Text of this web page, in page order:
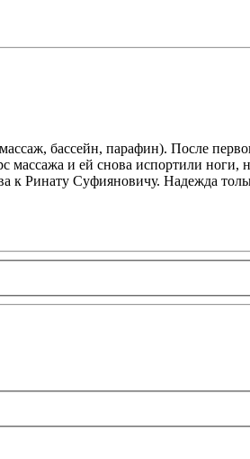
бассейн, парафин). После
и ей снова испортили ноги,
к Ринату Суфияновичу. Надежда